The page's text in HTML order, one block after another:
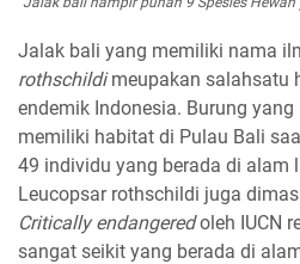
Jalak bali yang memiliki nama
rothschildimeupakan salahsatu
endemik Indonesia. Burung
memiliki habitat di Pulau Bali
49 individu yang berada di alam
Leucopsar rothschildi juga
Critically endangeredoleh IUCN
sangat seikit yang berada di